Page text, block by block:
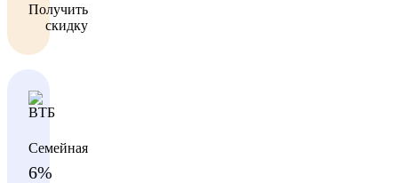
Получить
скидку
Семейная
6%